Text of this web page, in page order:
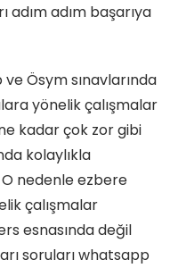
adım adım başarıya
Ösym sınavlarında
yönelik çalışmalar
kadar çok zor gibi
kolaylıkla
nedenle ezbere
çalışmalar
esnasında değil
soruları whatsapp